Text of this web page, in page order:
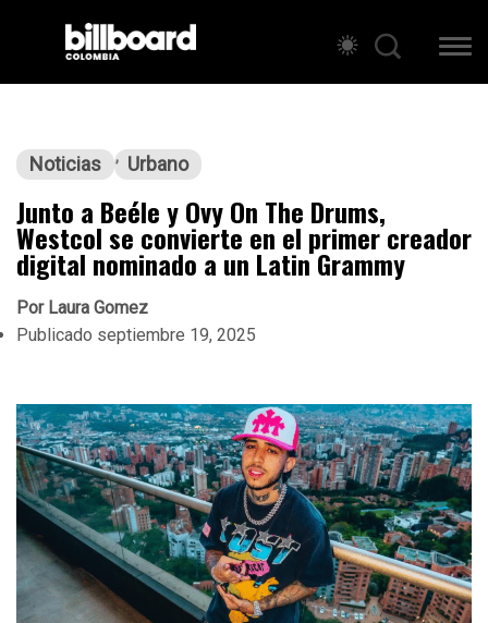
Noticias Urbano
Junto a Beéle y Ovy On The Drums,
Westcol se convierte en el primer creador
digital nominado a un Latin Grammy
PorLaura Gomez
Publicado septiembre 19, 2025